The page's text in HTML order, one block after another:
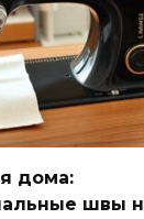
дома:
швы